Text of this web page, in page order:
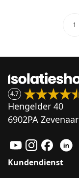
1
4.7
Hengelder 40
6902PA Zevenaar
Kundendienst